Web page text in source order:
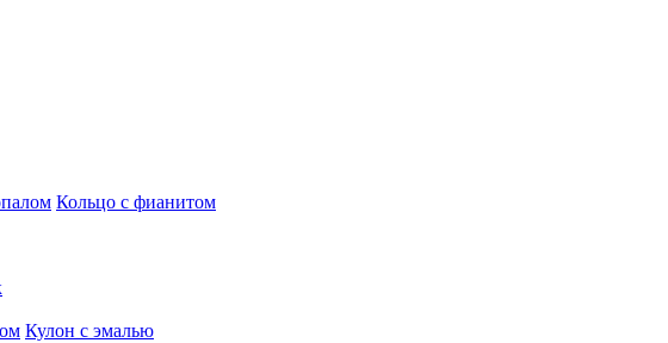
Кольцо с фианитом
Кулон с эмалью